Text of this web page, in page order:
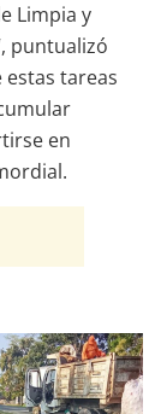
Limpia y
puntualizó
estas tareas
en